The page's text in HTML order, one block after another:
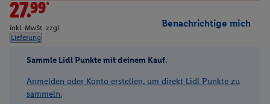
27.99*
inkl. MwSt. zzgl.
Lieferung
Benachrichtige mich
Sammle Lidl Punkte mit deinem Kauf.
Anmelden oder Konto erstellen, um direkt Lidl Punkte zu
sammeln.